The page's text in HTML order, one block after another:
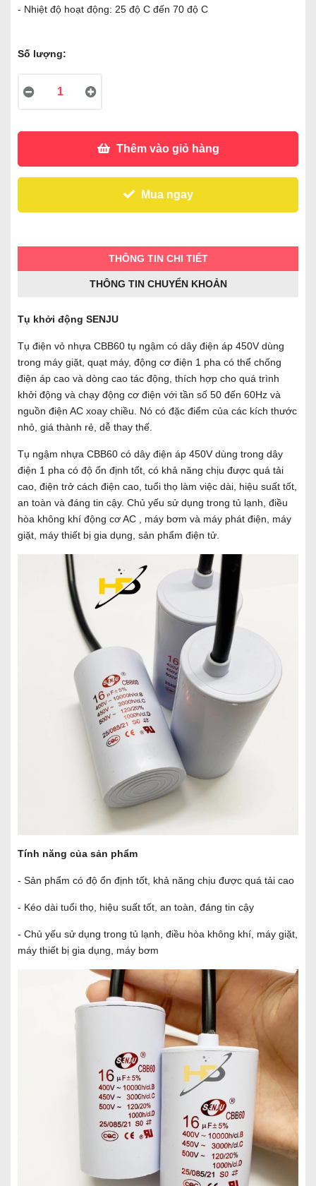
- Nhiệt độ hoạt động: 25 độ C đến 70 độ C
Số lượng:
Thêm vào giỏ hàng
Mua ngay
THÔNG TIN CHI TIẾT
THÔNG TIN CHUYỂN KHOẢN
Tụ khởi động SENJU
Tụ điện vỏ nhựa CBB60 tụ ngậm có dây điện áp 450V dùng
trong máy giặt, quạt máy, động cơ điện 1 pha có thể chống
điện áp cao và dòng cao tác động, thích hợp cho quá trình
khởi động và chạy động cơ điện với tần số 50 đến 60Hz và
nguồn điện AC xoay chiều. Nó có đặc điểm của các kích thước
nhỏ, giá thành rẻ, dễ thay thế.
Tụ ngậm nhựa CBB60 có dây điện áp 450V dùng trong dây
điện 1 pha có độ ổn định tốt, có khả năng chịu được quá tải
cao, điện trở cách điện cao, tuổi thọ làm việc dài, hiệu suất tốt,
an toàn và đáng tin cậy. Chủ yếu sử dụng trong tủ lạnh, điều
hòa không khí động cơ AC , máy bơm và máy phát điện, máy
giặt, máy thiết bị gia dụng, sản phẩm điện tử.
Tính năng của sản phẩm
- Sản phẩm có độ ổn định tốt, khả năng chịu được quá tải cao
- Kéo dài tuổi thọ, hiệu suất tốt, an toàn, đáng tin cậy
- Chủ yếu sử dụng trong tủ lạnh, điều hòa không khí, máy giặt,
máy thiết bị gia dụng, máy bơm